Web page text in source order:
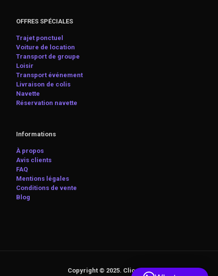
OFFRES SPÉCIALES
Trajet ponctuel
Voiture de location
Transport de groupe
Loisir
Transport événement
Livraison de colis
Navette
Réservation navette
Informations
À propos
Avis clients
FAQ
Mentions légales
Conditions de vente
Blog
Copyright © 2025. Clic-VTC